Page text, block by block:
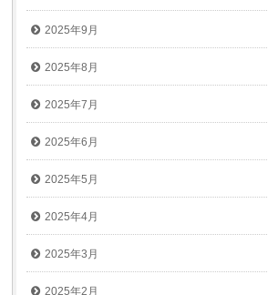
2025年9月
2025年8月
2025年7月
2025年6月
2025年5月
2025年4月
2025年3月
2025年2月